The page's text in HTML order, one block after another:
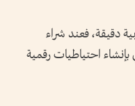
دقيقة، فعند شراء
احتياطيات رقمية